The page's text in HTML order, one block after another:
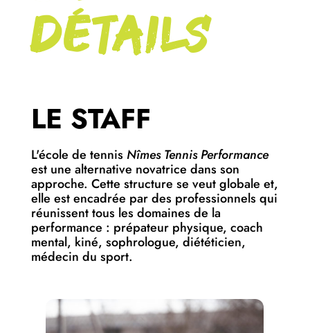
DÉTAILS
LE STAFF
L'école de tennis Nîmes Tennis Performance
est une alternative novatrice dans son
approche. Cette structure se veut globale et,
elle est encadrée par des professionnels qui
réunissent tous les domaines de la
performance : prépateur physique, coach
mental, kiné, sophrologue, diététicien,
médecin du sport.